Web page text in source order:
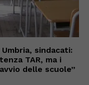
sindacati:
TAR, ma i
delle scuole”